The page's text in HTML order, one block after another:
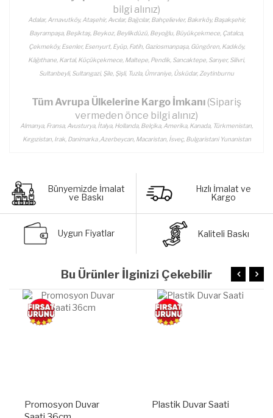
bilgi alınız)
Adalar, Arnavutköy, Ataşehir, Avcılar, Bağcılar, Bahçelievler, Bakırköy, Başakşehir,
Bayrampaşa, Beşiktaş, Beykoz, Beylikdüzü, Beyoğlu, Büyükçekmece, Çatalca,
Çekmeköy, Esenler, Esenyurt, Eyüp, Fatih, Gaziosmanpaşa, Güngören, Kadıköy,
Kâğıthane, Kartal, Küçükçekmece, Maltepe, Pendik, Sancaktepe, Sarıyer, Silivri,
Sultanbeyli, Sultangazi, Şile, Şişli, Tuzla, Ümraniye, Üsküdar, Zeytinburnu
Tüm Avrupa Ülkelerine Kargo İmkanı (Sipariş
vermeden önce bilgi alınız)
Almanya, Fransa, Avusturya, İtalya, Hollanda, Belçika, Amerika, Kanada, Türkmenistan,
Kırgızistan, Irak, Danimarka ,Azerbeycan, Macaristan, İsveç, Bulgaristani Yunanistan
Bünyemizde İmalat
ve Baskı
Hızlı İmalat ve
Kargo
Uygun Fiyatlar Kaliteli Baskı
Bu Ürünler İlginizi Çekebilir
Plastik Duvar Saati
Promosyon